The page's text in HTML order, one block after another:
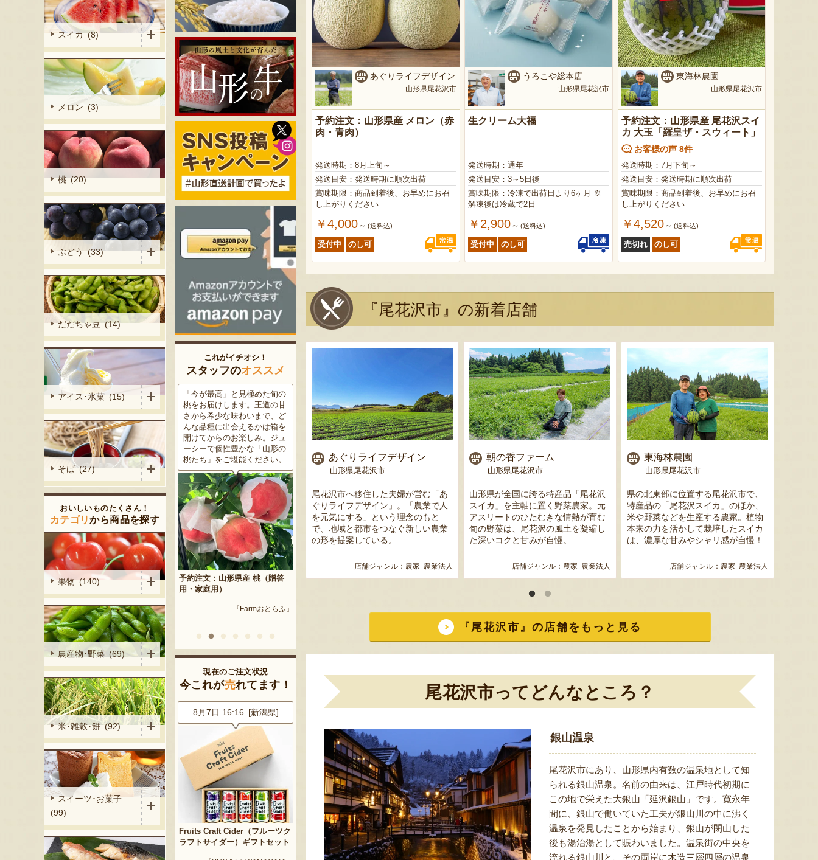
あぐりライフデザイン
山形県尾花沢市
予約注文：山形県産 メロン（赤
肉・青肉）
発送時期：8月上旬～
発送目安：発送時期に順次出荷
賞味期限：商品到着後、お早めにお召
し上がりください
￥4,000 ～ (送料込)
受付中 のし可
うろこや総本店
山形県尾花沢市
生クリーム大福
発送時期：通年
発送目安：3～5日後
賞味期限：冷凍で出荷日より6ヶ月 ※
解凍後は冷蔵で2日
￥2,900 ～ (送料込)
受付中 のし可
東海林農園
山形県尾花沢市
予約注文：山形県産 尾花沢スイ
カ 大玉「羅皇ザ・スウィート」
お客様の声 8件
発送時期：7月下旬～
発送目安：発送時期に順次出荷
賞味期限：商品到着後、お早めにお召
し上がりください
￥4,520 ～ (送料込)
売切れ のし可
『尾花沢市』の新着店舗
うろこや総本店
山形県尾花沢市
業300年以上の菓子店。一番人気
「やまがたワッショイ」は、サク
ク食感と米粉の甘みが魅力だ。上
トクラスのお茶菓子に採用され
店舗ジャンル：和洋菓子店･パン屋
株式会社アグリカルチャー
市蔵
山形県尾花沢市
尾花沢市の自然豊かな土地で、3代に
わたって美味しいスイカを作り続け
る農家。一玉一玉丁寧に育てるスイ
カは、甘くみずみずしい果肉が自
慢。全国各地にファンが多い一品
だ。
店舗ジャンル：農家･農業法人
あぐりライフデザイン
山形県尾花沢市
尾花沢市へ移住した夫婦が営む「あ
ぐりライフデザイン」。「農業で人
を元気にする」という理念のもと
で、地域と都市をつなぐ新しい農業
の形を提案している。
店舗ジャンル： 農家･農業法人
朝の香ファーム
山形県尾花沢市
山形県が全国に誇る特産品「尾花沢
スイカ」を主軸に置く野菜農家。元
アスリートのひたむきな情熱が育む
旬の野菜は、尾花沢の風土を凝縮し
た深いコクと甘みが自慢。
店舗ジャンル： 農家･農業法人
東海林農園
山形県尾花沢市
県の北東部に位置する尾花沢市で、
特産品の「尾花沢スイカ」のほか、
米や野菜などを生産する農家。植物
本来の力を活かして栽培したスイカ
は、濃厚な甘みやシャリ感が自慢！
店舗ジャンル： 農家･農業法人
『尾花沢市』の店舗をもっと見る
尾花沢市ってどんなところ？
銀山温泉
尾花沢市にあり、山形県内有数の温泉地として知
られる銀山温泉。名前の由来は、江戸時代初期に
この地で栄えた大銀山「延沢銀山」です。寛永年
間に、銀山で働いていた工夫が銀山川の中に沸く
温泉を発見したことから始まり、銀山が閉山した
後も湯治湯として賑わいました。温泉街の中央を
流れる銀山川と、その両岸に木造三層四層の温泉
スイカ (8)
メロン (3)
桃 (20)
ぶどう (33)
だだちゃ豆 (14)
アイス･氷菓 (15)
そば (27)
おいしいものたくさん！
カテゴリから商品を探す
果物 (140)
農産物･野菜 (69)
米･雑穀･餅 (92)
スイーツ･お菓子
(99)
これがイチオシ！
スタッフのオススメ
フデザイン』
「今が最高」と見極めた旬の
桃をお届けします。王道の甘
さから希少な味わいまで、ど
んな品種に出会えるかは箱を
開けてからのお楽しみ。ジュ
ーシーで個性豊かな「山形の
桃たち」をご堪能ください。
予約注文：山形県産 桃（贈答
用・家庭用）
『Farmおとらふ』
米沢牛は、非常に厳しい条件
をクリアした最高級のブラン
ド牛。美しいサシ・きめ細か
な肉質・とろける食感・濃厚
な旨味、すべてが抜群です。
高級感のある黒化粧箱入りの
ため、大切な人への贈り物に
どうぞ！
米沢牛
『肉匠えんどう』
三和油脂の看板商品「まいに
ちのこめ油」は、新鮮な国産
の「米ぬか」から作られた食
用油。油特有の臭いやクセが
なく、食材の美味しさを引き
使いたくなること間違いなし
果樹栽培が盛んな東根市で育
った「白桃」。あえて大玉で
はなく、美味しさや食感を重
視した「中玉」にこだわって
栽培しています。「陽夏妃」
時期に旬の品種をお届けしま
『栗原果樹園』
色とりどりのフルーツがぎゅ
っと詰まった「ミックスゼリ
ー」。色をテーマに、素材の
組み合わせやカットの仕方に
もこだわりました。箱を開け
は、大切な方への贈り物にも
ミックスゼリー
寒河江市の肥沃な大地で育っ
たスイートコーン「おおも
の」。存在感のある大きさ
と、果物にも負けない濃厚な
甘みが特徴。朝採りをその日
まにお届けします。
予約注文：山形県産トウモロコ
現在のご注文状況
今これが売れてます！
8月7日 16:16 [新潟県]
Fruits Craft Cider（フルーツク
ラフトサイダー）ギフトセット
8月7日 16:14 [埼玉県]
山形県産 尾花沢スイカ 大玉
「羅皇ザ・スウィート」
からからせんべい
『宇佐美煎餅店』
からからせんべい
『宇佐美煎餅店』
山形県産 種なしぶどう デラウ
ェア
Fruits Craft Cider（フルーツク
ラフトサイダー）ギフトセット